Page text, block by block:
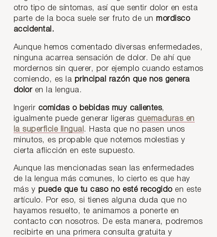
otro tipo de síntomas, así que sentir dolor en esta
parte de la boca suele ser fruto de un mordisco
accidental.
Aunque hemos comentado diversas enfermedades,
ninguna acarrea sensación de dolor. De ahí que
mordernos sin querer, por ejemplo cuando estamos
comiendo, es la principal razón que nos genera
doloren la lengua.
Ingerir comidas o bebidas muy calientes,
igualmente puede generar ligeras quemaduras en
la superficie lingual . Hasta que no pasen unos
minutos, es propable que notemos molestias y
cierta aflicción en este supuesto.
Aunque las mencionadas sean las enfermedades
de la lengua más comunes, lo cierto es que hay
más y puede que tu caso no esté recogidoen este
artículo. Por eso, si tienes alguna duda que no
hayamos resuelto, te animamos a ponerte en
contacto con nosotros. De esta manera, podremos
recibirte en una primera consulta gratuita y